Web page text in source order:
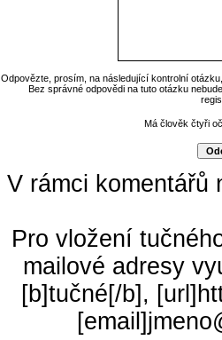
Odpovězte, prosím, na následující kontrolní
Bez správné odpovědi na tuto otázku
Má člověk čtyři
V rámci komentářů
Pro vložení
mailové adresy
[b]tučné[/b],